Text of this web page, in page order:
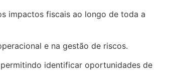
impactos fiscais ao longo de toda a
e na gestão de riscos.
identificar oportunidades de